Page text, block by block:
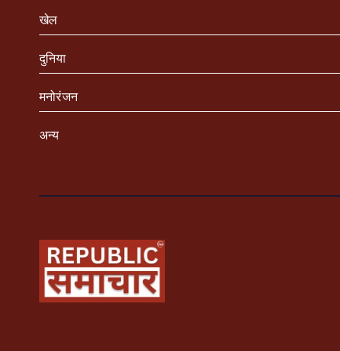
खेल
दुनिया
मनोरंजन
अन्य